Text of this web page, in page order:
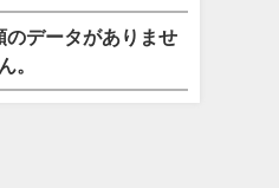
のデータがありませ
ん。